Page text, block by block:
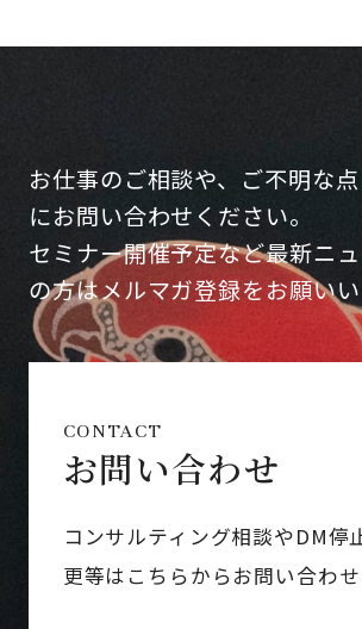
お仕事のご相談や、ご不明な
にお問い合わせください。
セミナー開催予定など最新ニ
の方はメルマガ登録をお願いい
CONTACT
お問い合わせ
コンサルティング相談やDM停
更等はこちらからお問い合わせ